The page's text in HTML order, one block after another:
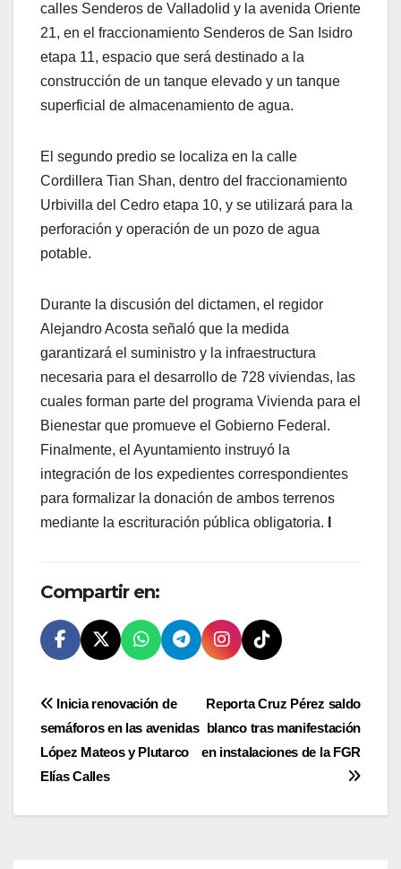
calles Senderos de Valladolid y la avenida Oriente
21, en el fraccionamiento Senderos de San Isidro
etapa 11, espacio que será destinado a la
construcción de un tanque elevado y un tanque
superficial de almacenamiento de agua.
El segundo predio se localiza en la calle
Cordillera Tian Shan, dentro del fraccionamiento
Urbivilla del Cedro etapa 10, y se utilizará para la
perforación y operación de un pozo de agua
potable.
Durante la discusión del dictamen, el regidor
Alejandro Acosta señaló que la medida
garantizará el suministro y la infraestructura
necesaria para el desarrollo de 728 viviendas, las
cuales forman parte del programa Vivienda para el
Bienestar que promueve el Gobierno Federal.
Finalmente, el Ayuntamiento instruyó la
integración de los expedientes correspondientes
para formalizar la donación de ambos terrenos
mediante la escrituración pública obligatoria.
Compartir en:
Navegación
de
entradas
Reporta Cruz Pérez saldo
blanco tras manifestación
en instalaciones de la FGR
Inicia renovación de
semáforos en las avenidas
López Mateos y Plutarco
Elías Calles